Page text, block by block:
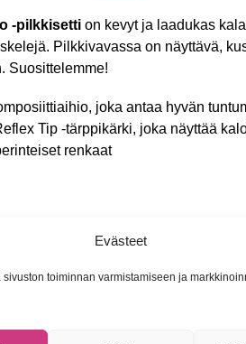
Evästeet
sivuston toiminnan varmistamiseen ja
-pilkkisetti on kevyt ja laadukas
Pilkkivavassa on näyttävä,
Suosittelemme!
joka antaa hyvän
Tip -tärppikärki, joka näyttää
renkaat
kalastusvalmiiksi puolattuna.